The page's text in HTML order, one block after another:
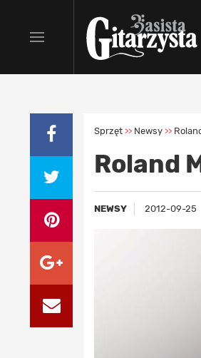
Sprzęt >> Newsy >>
Roland
NEWSY 2012-09-25